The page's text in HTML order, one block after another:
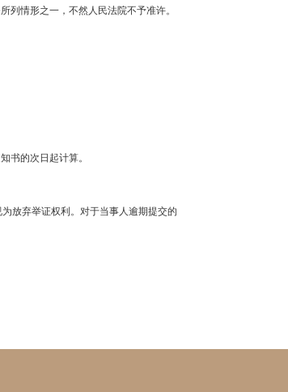
列情形之一，不然人民法院不予准许。
书的次日起计算。
放弃举证权利。对于当事人逾期提交的